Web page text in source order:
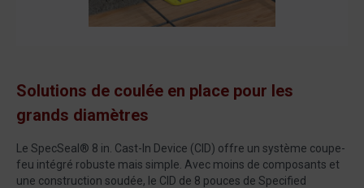
Solutions de coulée en place pour les
grands diamètres
Le SpecSeal® 8 in. Cast-In Device (CID) offre un système coupe-
feu intégré robuste mais simple. Avec moins de composants et
une construction soudée, le CID de 8 pouces de Specified